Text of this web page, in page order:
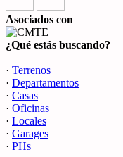
Asociados con
¿Qué estás buscando?
· Terrenos
· Departamentos
· Casas
· Oficinas
· Locales
· Garages
· PHs